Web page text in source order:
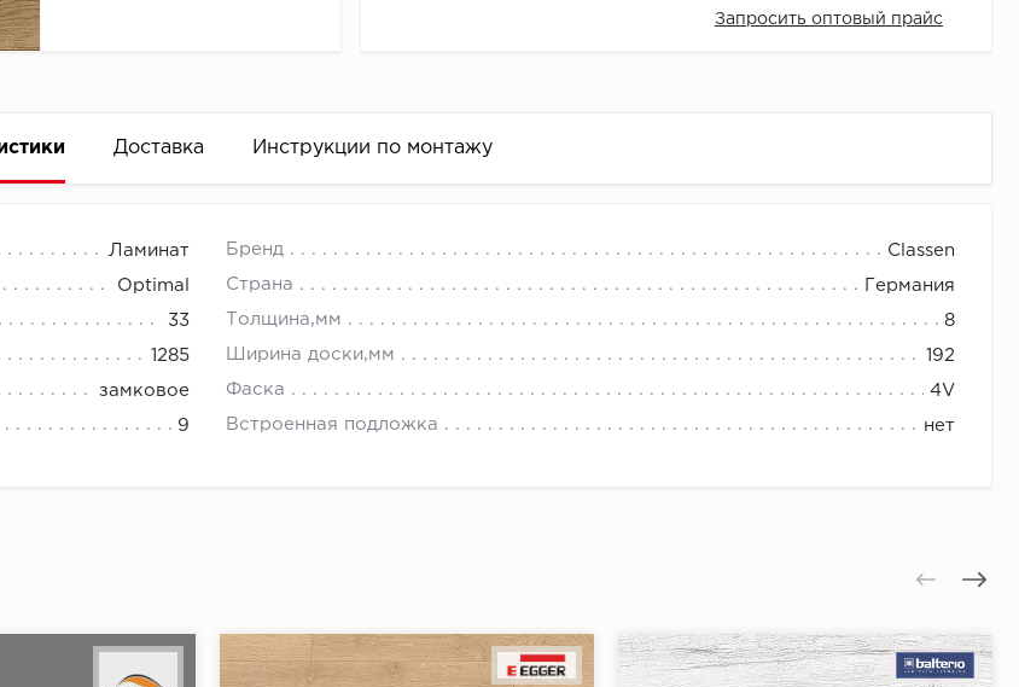
Запросить оптовый прайс
Доставка Инструкции по монтажу
Ламинат Бренд Classen
Optimal Страна Германия
33 Толщина,мм 8
1285 Ширина доски,мм 192
замковое Фаска 4V
9 Встроенная подложка нет